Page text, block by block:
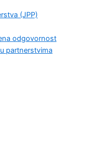
(JPP)
odgovornost
partnerstvima